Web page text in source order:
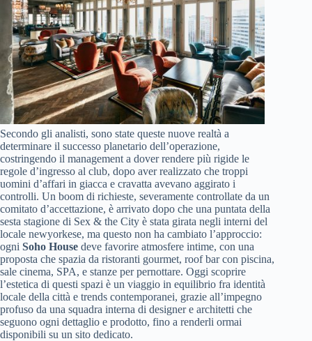
Secondo gli analisti, sono state queste nuove realtà a
determinare il successo planetario dell’operazione,
costringendo il management a dover rendere più rigide le
regole d’ingresso al club, dopo aver realizzato che troppi
uomini d’affari in giacca e cravatta avevano aggirato i
controlli. Un boom di richieste, severamente controllate da un
comitato d’accettazione, è arrivato dopo che una puntata della
sesta stagione di Sex & the City è stata girata negli interni del
locale newyorkese, ma questo non ha cambiato l’approccio:
ogni Soho House deve favorire atmosfere intime, con una
proposta che spazia da ristoranti gourmet, roof bar con piscina,
sale cinema, SPA, e stanze per pernottare. Oggi scoprire
l’estetica di questi spazi è un viaggio in equilibrio fra identità
locale della città e trends contemporanei, grazie all’impegno
profuso da una squadra interna di designer e architetti che
seguono ogni dettaglio e prodotto, fino a renderli ormai
disponibili su un sito dedicato.